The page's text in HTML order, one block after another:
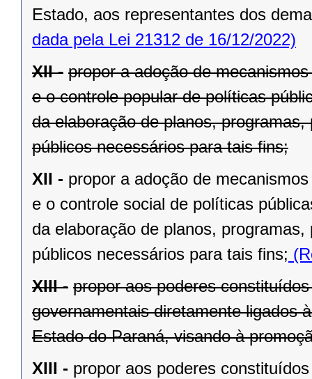
Estado, aos representantes dos
dada pela Lei 21312 de 16/12/2022)
XII - propor a adoção de
e o controle popular de políticas
da elaboração de planos,
públicos necessários para tais fins;
XII - propor a adoção de
e o controle social de políticas
da elaboração de planos,
públicos necessários para tais fins;
XIII - propor aos poderes
governamentais diretamente ligados
Estado do Paraná, visando à
XIII - propor aos poderes